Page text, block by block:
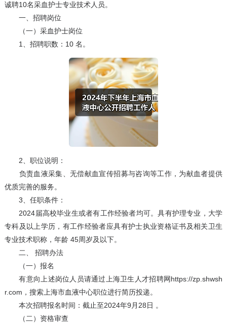
诚聘10名采血护士专业技术人员。
一、招聘岗位
（一）采血护士岗位
1、招聘职数：10 名。
2、职位说明：
负责血液采集、无偿献血宣传招募与咨询等工作，为献血者提供
优质完善的服务。
3、任职条件：
2024届高校毕业生或者有工作经验者均可。具有护理专业，大学
专科及以上学历，有工作经验者应具有护士执业资格证书及相关卫生
专业技术职称，年龄 45周岁及以下。
二、 招聘办法
（一）报名
有意向上述岗位人员请通过上海卫生人才招聘网https://zp.shwsh
r.com，搜索上海市血液中心职位进行简历投递。
本次招聘报名时间：截止至2024年9月28日 。
（二）资格审查